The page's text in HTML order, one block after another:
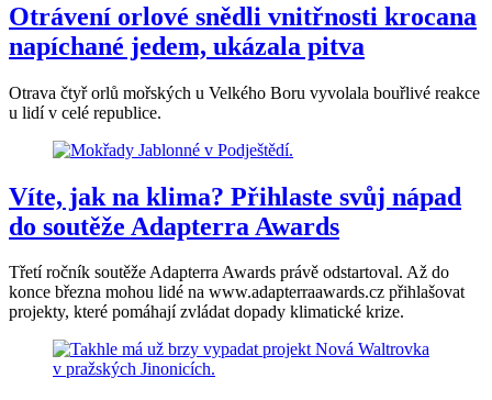
Otrávení orlové snědli vnitřnosti krocana
napíchané jedem, ukázala pitva
Otrava čtyř orlů mořských u Velkého Boru vyvolala bouřlivé reakce
u lidí v celé republice.
Víte, jak na klima? Přihlaste svůj nápad
do soutěže Adapterra Awards
Třetí ročník soutěže Adapterra Awards právě odstartoval. Až do
konce března mohou lidé na www.adapterraawards.cz přihlašovat
projekty, které pomáhají zvládat dopady klimatické krize.